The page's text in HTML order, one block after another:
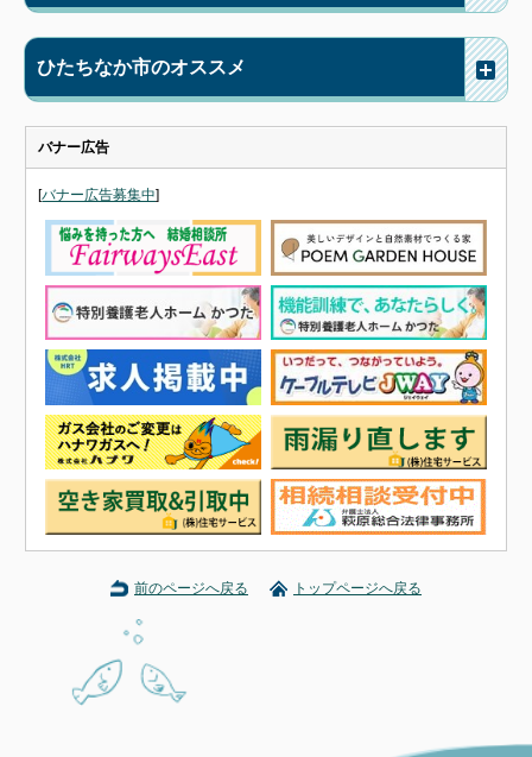
ひたちなか市のオススメ
バナー広告
[バナー広告募集中]
前のページへ戻る トップページへ戻る